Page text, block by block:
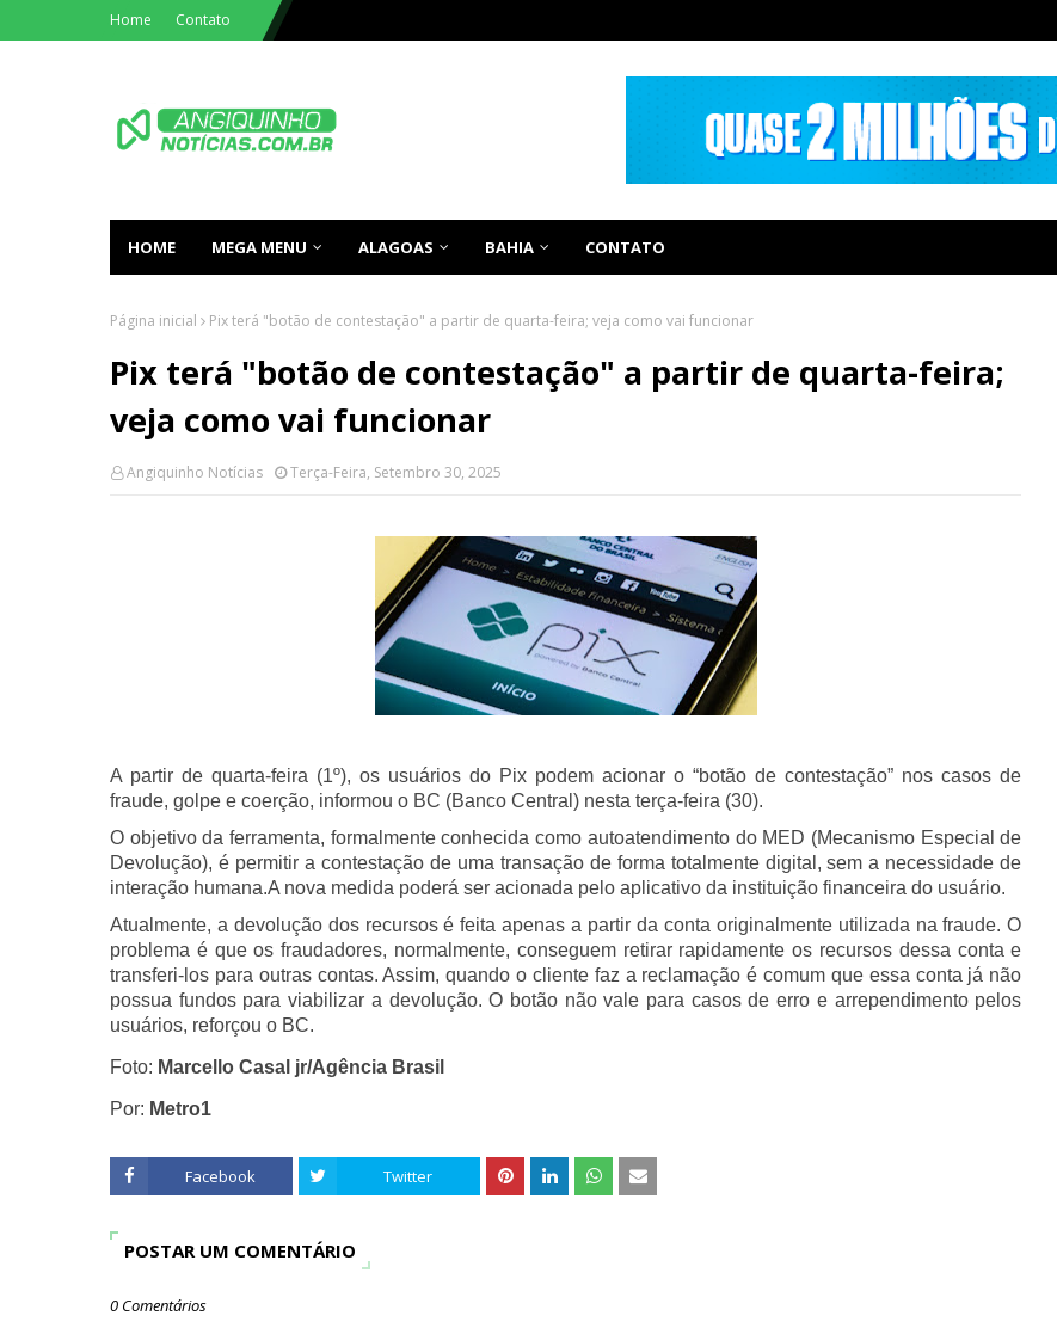
Home Contato
HOME MEGA MENU ALAGOAS BAHIA CONTATO
Página inicial Pix terá "botão de contestação" a partir de quarta-feira; veja como vai funcionar
Pix terá "botão de contestação" a partir de quarta-feira;
veja como vai funcionar
Angiquinho Notícias Terça-Feira, Setembro 30, 2025
A partir de quarta-feira (1º), os usuários do Pix podem acionar o “botão de contestação” nos casos de
fraude, golpe e coerção, informou o BC (Banco Central) nesta terça-feira (30).
O objetivo da ferramenta, formalmente conhecida como autoatendimento do MED (Mecanismo Especial de
Devolução), é permitir a contestação de uma transação de forma totalmente digital, sem a necessidade de
interação humana.A nova medida poderá ser acionada pelo aplicativo da instituição financeira do usuário.
Atualmente, a devolução dos recursos é feita apenas a partir da conta originalmente utilizada na fraude. O
problema é que os fraudadores, normalmente, conseguem retirar rapidamente os recursos dessa conta e
transferi-los para outras contas. Assim, quando o cliente faz a reclamação é comum que essa conta já não
possua fundos para viabilizar a devolução. O botão não vale para casos de erro e arrependimento pelos
usuários, reforçou o BC.
Foto: Marcello Casal jr/Agência Brasil
Por: Metro1
Facebook Twitter
POSTAR UM COMENTÁRIO
0 Comentários